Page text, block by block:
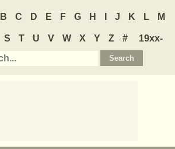
B C D E F G H J K L M
S T U V W X Y Z #
19xx-